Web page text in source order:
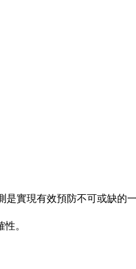
實現有效預防不可或缺的一
。